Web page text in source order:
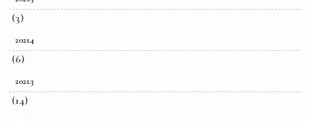
(3)
2021.4
(6)
2021.3
(14)